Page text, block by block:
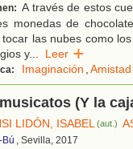
A través de estos
monedas de
tocar las nubes como
y... Leer
Imaginación ,Amistad
(Y la
LIDÓN, ISABEL(aut.)
Bú , Sevilla, 2017